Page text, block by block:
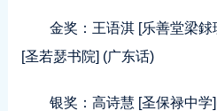
金奖：王语淇 [乐善堂梁
[圣若瑟书院] (广东话)
银奖：高诗慧 [圣保禄中学